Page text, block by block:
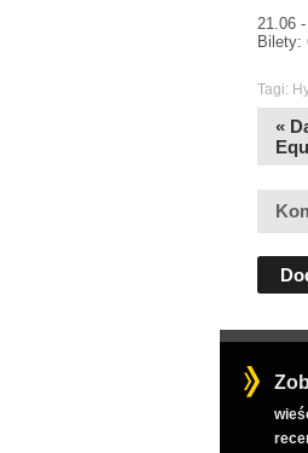
21.06
Bilety:
Tagi:
«